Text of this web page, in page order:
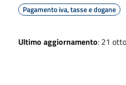
Pagamento iva, tasse e dogane
Ultimo aggiornamento: 21